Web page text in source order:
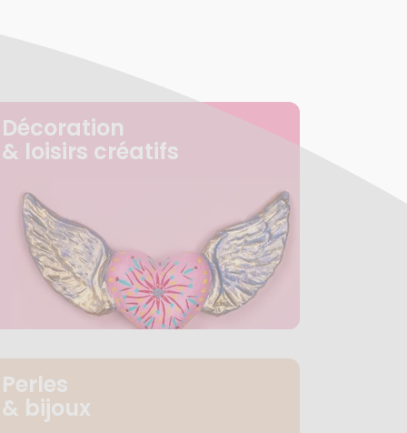
Décoration
& loisirs créatifs
Perles
& bijoux